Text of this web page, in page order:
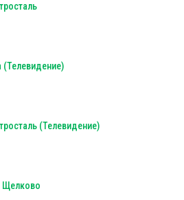
(Телевидение)
(Телевидение)
Щелково